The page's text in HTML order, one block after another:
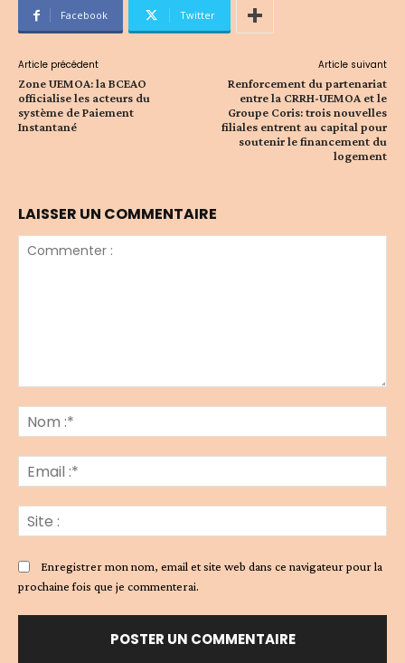
Facebook Twitter
Article précédent
Zone UEMOA: la BCEAO
officialise les acteurs du
système de Paiement
Instantané
Article suivant
Renforcement du partenariat
entre la CRRH-UEMOA et le
Groupe Coris: trois nouvelles
filiales entrent au capital pour
soutenir le financement du
logement
LAISSER UN COMMENTAIRE
:*
:*
:
Enregistrer mon nom, email et site web dans ce navigateur pour la
prochaine fois que je commenterai.